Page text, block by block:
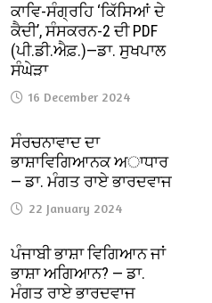
ਕਾਵਿ-ਸੰਗ੍ਰਹਿ ‘ਕਿੱਸਿਆਂ ਦੇ
ਕੈਦੀ’, ਸੰਸਕਰਨ-2 ਦੀ PDF
(ਪੀ.ਡੀ.ਐਫ਼.)—ਡਾ. ਸੁਖਪਾਲ
ਸੰਘੇੜਾ
16 December 2024
ਸੰਰਚਨਾਵਾਦ ਦਾ
ਭਾਸ਼ਾਵਿਗਿਆਨਕ ਅਾਧਾਰ
— ਡਾ. ਮੰਗਤ ਰਾਏ ਭਾਰਦਵਾਜ
22 January 2024
ਪੰਜਾਬੀ ਭਾਸ਼ਾ ਵਿਗਿਆਨ ਜਾਂ
ਭਾਸ਼ਾ ਅਗਿਆਨ? — ਡਾ.
ਮੰਗਤ ਰਾਏ ਭਾਰਦਵਾਜ